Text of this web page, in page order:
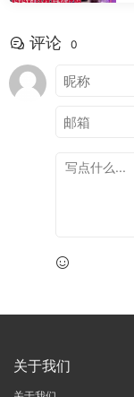
评论 0
关于我们